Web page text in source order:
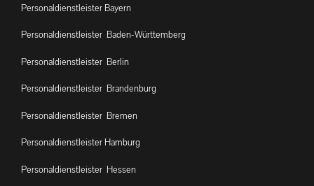
Personaldienstleister Bayern
Personaldienstleister Baden-Württemberg
Personaldienstleister Berlin
Personaldienstleister Brandenburg
Personaldienstleister Bremen
Personaldienstleister Hamburg
Personaldienstleister Hessen